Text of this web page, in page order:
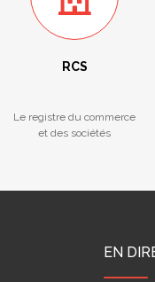
RCS
Le registre du commerce
et des sociétés
EN